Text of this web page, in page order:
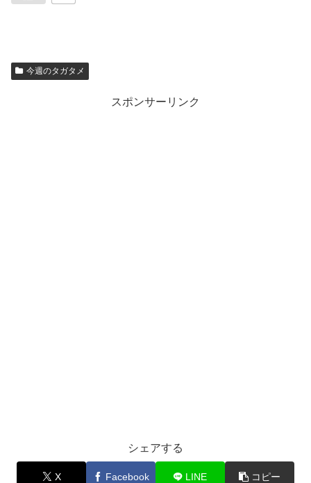
今週のタガタメ
スポンサーリンク
シェアする
X Facebook LINE コピー